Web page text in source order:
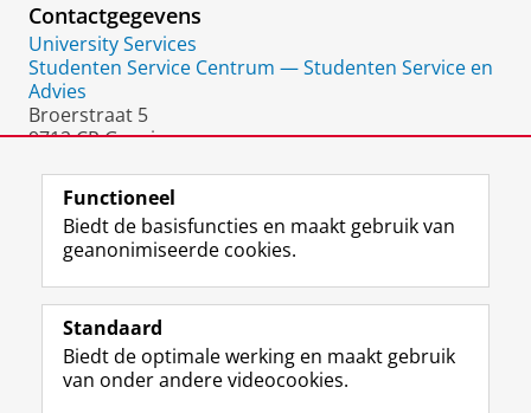
Contactgegevens
University Services
Studenten Service Centrum — Studenten Service en
Advies
Broerstraat 5
9712 CP Groningen
Volg de RUG
F
a
e
b
L
i
k
e
R
S
-
f
I
n
t
Y
o
T
Studiekiezers
Functioneel
Biedt de basisfuncties en maakt gebruik van
geanonimiseerde cookies.
Standaard
Biedt de optimale werking en maakt gebruik
van onder andere videocookies.